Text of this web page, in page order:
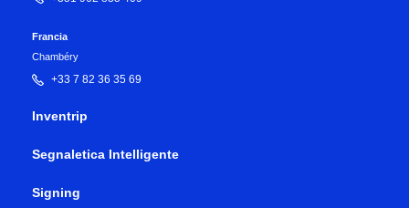
Francia
Chambéry
+33 7 82 36 35 69
Inventrip
Segnaletica Intelligente
Signing